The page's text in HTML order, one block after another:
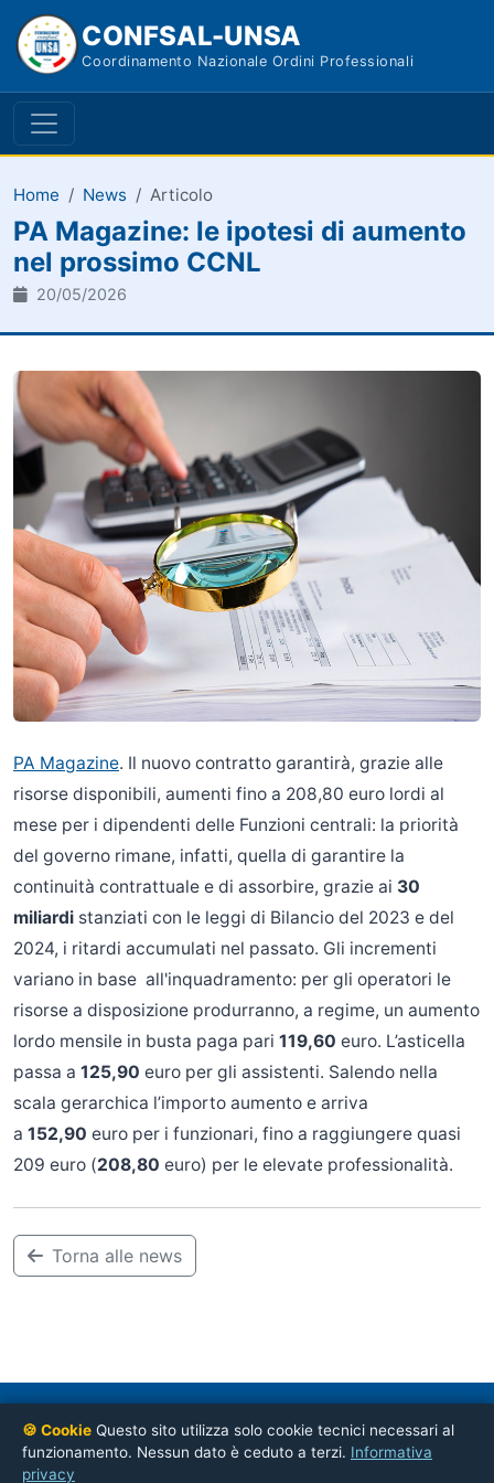
CONFSAL-UNSA
Coordinamento Nazionale Ordini Professionali
Home News Articolo
PA Magazine: le ipotesi di aumento
nel prossimo CCNL
20/05/2026
PA Magazine. Il nuovo contratto garantirà, grazie alle
risorse disponibili, aumenti fino a 208,80 euro lordi al
mese per i dipendenti delle Funzioni centrali: la priorità
del governo rimane, infatti, quella di garantire la
continuità contrattuale e di assorbire, grazie ai 30
miliardi stanziati con le leggi di Bilancio del 2023 e del
2024, i ritardi accumulati nel passato. Gli incrementi
variano in base all'inquadramento: per gli operatori le
risorse a disposizione produrranno, a regime, un aumento
lordo mensile in busta paga pari 119,60 euro. L’asticella
passa a 125,90 euro per gli assistenti. Salendo nella
scala gerarchica l’importo aumento e arriva
a 152,90 euro per i funzionari, fino a raggiungere quasi
209 euro (208,80 euro) per le elevate professionalità.
Torna alle news
Via Napoli, 51 – 00184 Roma
© 2026 CONFSAL-UNSA Ordini Professionali
🍪 Cookie Questo sito utilizza solo cookie tecnici necessari al
funzionamento. Nessun dato è ceduto a terzi. Informativa
privacy